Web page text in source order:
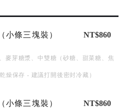
小條三塊裝） NT$860
麥芽糖漿、中雙糖（砂糖、甜菜糖、焦
燥保存 - 建議打開後密封冷藏）
小條三塊裝） NT$860